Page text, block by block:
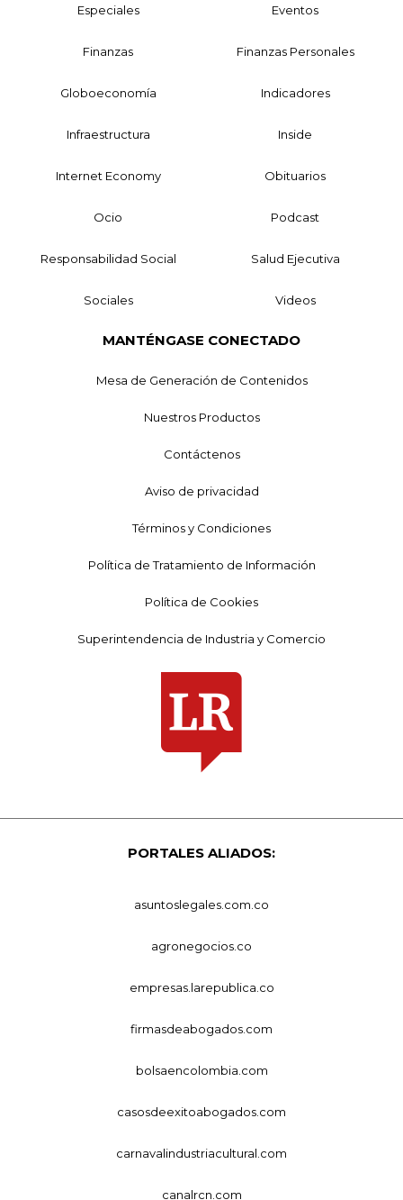
Especiales Eventos
Finanzas Finanzas Personales
Globoeconomía Indicadores
Infraestructura Inside
Internet Economy Obituarios
Ocio Podcast
Responsabilidad Social Salud Ejecutiva
Sociales Videos
MANTÉNGASE CONECTADO
Mesa de Generación de Contenidos
Nuestros Productos
Contáctenos
Aviso de privacidad
Términos y Condiciones
Política de Tratamiento de Información
Política de Cookies
Superintendencia de Industria y Comercio
PORTALES ALIADOS:
asuntoslegales.com.co
agronegocios.co
empresas.larepublica.co
firmasdeabogados.com
bolsaencolombia.com
casosdeexitoabogados.com
carnavalindustriacultural.com
canalrcn.com